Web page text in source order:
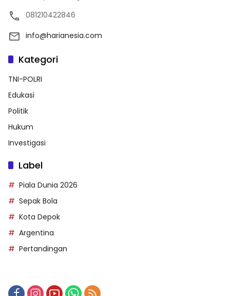
081210422846
info@harianesia.com
Kategori
TNI-POLRI
Edukasi
Politik
Hukum
Investigasi
Label
Piala Dunia 2026
Sepak Bola
Kota Depok
Argentina
Pertandingan